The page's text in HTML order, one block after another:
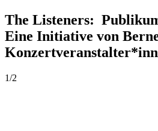
The Listeners:
Eine Initiative von
1/2